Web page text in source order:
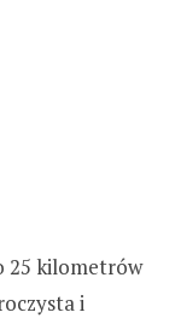
25 kilometrów
i